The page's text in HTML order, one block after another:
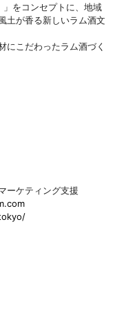
をコンセプトに、地域
土が香る新しいラム酒文
にこだわったラム酒づく
ーケティング支援